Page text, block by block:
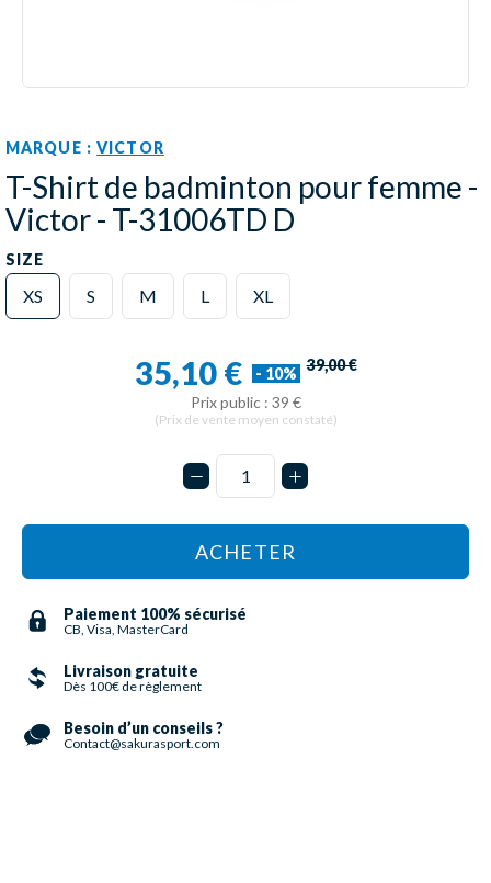
MARQUE :VICTOR
T-Shirt de badminton pour femme -
Victor - T-31006TD D
SIZE
XS S M L XL
35,10 € - 10% 39,00 €
Prix public : 39 €
(Prix de vente moyen constaté)
ACHETER
Paiement 100% sécurisé
CB, Visa, MasterCard
Livraison gratuite
Dès 100€ de règlement
Besoin d’un conseils ?
Contact@sakurasport.com